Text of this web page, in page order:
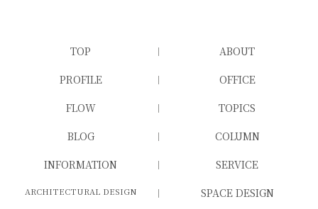
TOP
ABOUT
PROFILE
OFFICE
FLOW
TOPICS
BLOG
COLUMN
INFORMATION
SERVICE
ARCHITECTURAL DESIGN SPACE DESIGN